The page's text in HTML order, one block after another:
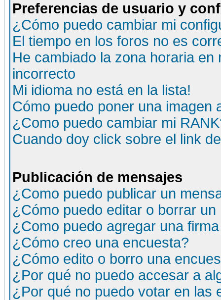
Preferencias de usuario y
¿Cómo puedo cambiar mi
El tiempo en los foros no es
He cambiado la zona horaria
incorrecto
Mi idioma no está en la lista!
Cómo puedo poner una imagen
¿Como puedo cambiar mi
Cuando doy click sobre el link
Publicación de mensajes
¿Como puedo publicar un
¿Cómo puedo editar o borrar un
¿Como puedo agregar una
¿Cómo creo una encuesta?
¿Cómo edito o borro una
¿Por qué no puedo accesar a
¿Por qué no puedo votar en las